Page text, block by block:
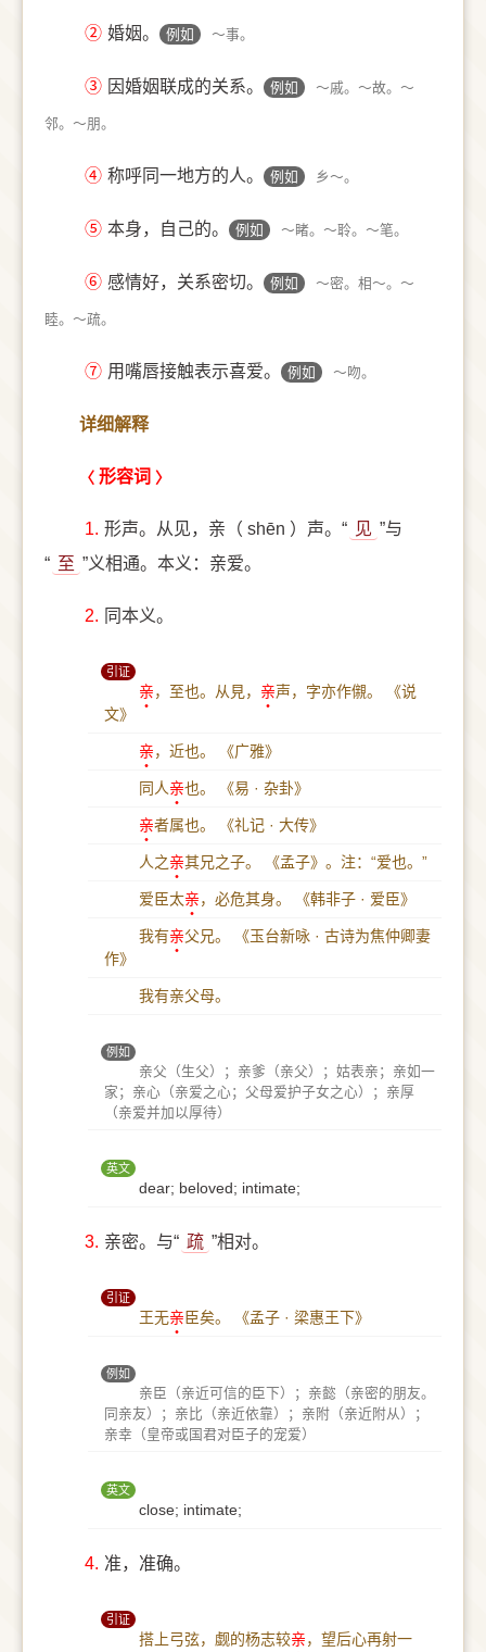
② 婚姻。 例如 ～事。
③ 因婚姻联成的关系。 例如 ～戚。～故。～
邻。～朋。
④ 称呼同一地方的人。 例如 乡～。
⑤ 本身，自己的。 例如 ～睹。～聆。～笔。
⑥ 感情好，关系密切。 例如 ～密。相～。～
睦。～疏。
⑦ 用嘴唇接触表示喜爱。 例如 ～吻。
详细解释
形容词
1. 形声。从见，亲（ shēn ）声。“ 见 ”与
“ 至 ”义相通。本义：亲爱。
2. 同本义。
引证
亲，至也。从見， 亲声，字亦作儭。
《说
文》
亲，近也。 《广雅》
同人亲也。 《易 · 杂卦》
亲者属也。 《礼记 · 大传》
人之亲其兄之子。 《孟子》。注：“爱也。”
爱臣太亲，必危其身。 《韩非子 · 爱臣》
我有亲父兄。
《玉台新咏 · 古诗为焦仲卿妻
作》
我有亲父母。
例如
亲父（生父）；亲爹（亲父）；姑表亲；亲如一
家；亲心（亲爱之心；父母爱护子女之心）；亲厚
（亲爱并加以厚待）
英文
dear; beloved; intimate;
3. 亲密。与“ 疏 ”相对。
引证
王无亲臣矣。 《孟子 · 梁惠王下》
例如
亲臣（亲近可信的臣下）；亲懿（亲密的朋友。
同亲友）；亲比（亲近依靠）；亲附（亲近附从）；
亲幸（皇帝或国君对臣子的宠爱）
英文
close; intimate;
4. 准，准确。
引证
搭上弓弦，觑的杨志较亲，望后心再射一